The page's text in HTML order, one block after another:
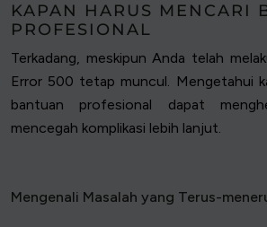
KAPAN HARUS MENCARI
PROFESIONAL
Terkadang, meskipun Anda telah
Error 500 tetap muncul. Mengetahui
bantuan profesional dapat
mencegah komplikasi lebih lanjut.
Mengenali Masalah yang Terus-